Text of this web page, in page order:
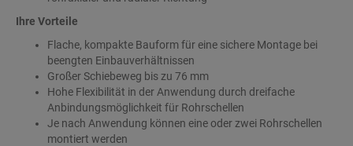
Ihre Vorteile
Flache, kompakte Bauform für eine sichere Montage bei
beengten Einbauverhältnissen
Großer Schiebeweg bis zu 76 mm
Hohe Flexibilität in der Anwendung durch dreifache
Anbindungsmöglichkeit für Rohrschellen
Je nach Anwendung können eine oder zwei Rohrschellen
montiert werden